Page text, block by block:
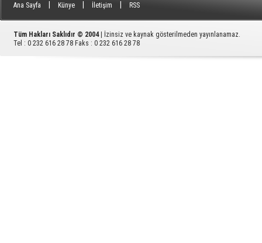
Ana Sayfa Künye İletişim RSS
Tüm Hakları Saklıdır © 2004
| İzinsiz ve kaynak gösterilmeden yayınlanamaz.
Tel : 0 232 616 28 78 Faks : 0 232 616 28 78